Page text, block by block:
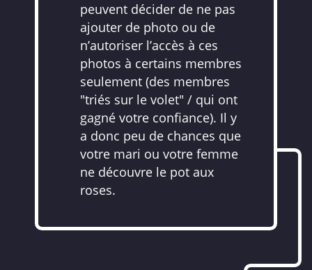
peuvent décider de ne pas
ajouter de photo ou de
n’autoriser l’accès à ces
photos à certains membres
seulement (des membres
"triés sur le volet" / qui ont
gagné votre confiance). Il y
a donc peu de chances que
votre mari ou votre femme
ne découvre le pot aux
roses.